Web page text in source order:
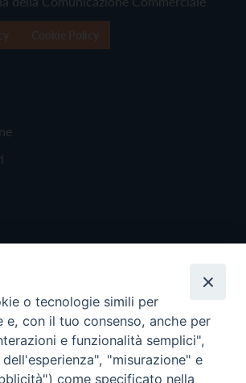
o tecnologie simili per
e, con il tuo consenso, anche per
e funzionalità semplici",
"misurazione" e
come specificato nella